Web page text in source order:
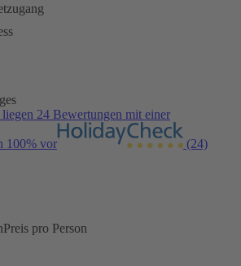
24 Bewertungen mit einer
100% vor
(24)
Preis pro Person